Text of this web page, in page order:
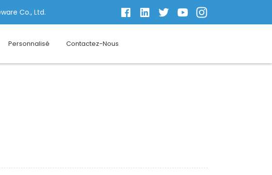
Co., Ltd.
Personnalisé Contactez-Nous